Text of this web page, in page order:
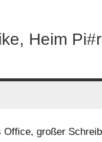
Heim
großer